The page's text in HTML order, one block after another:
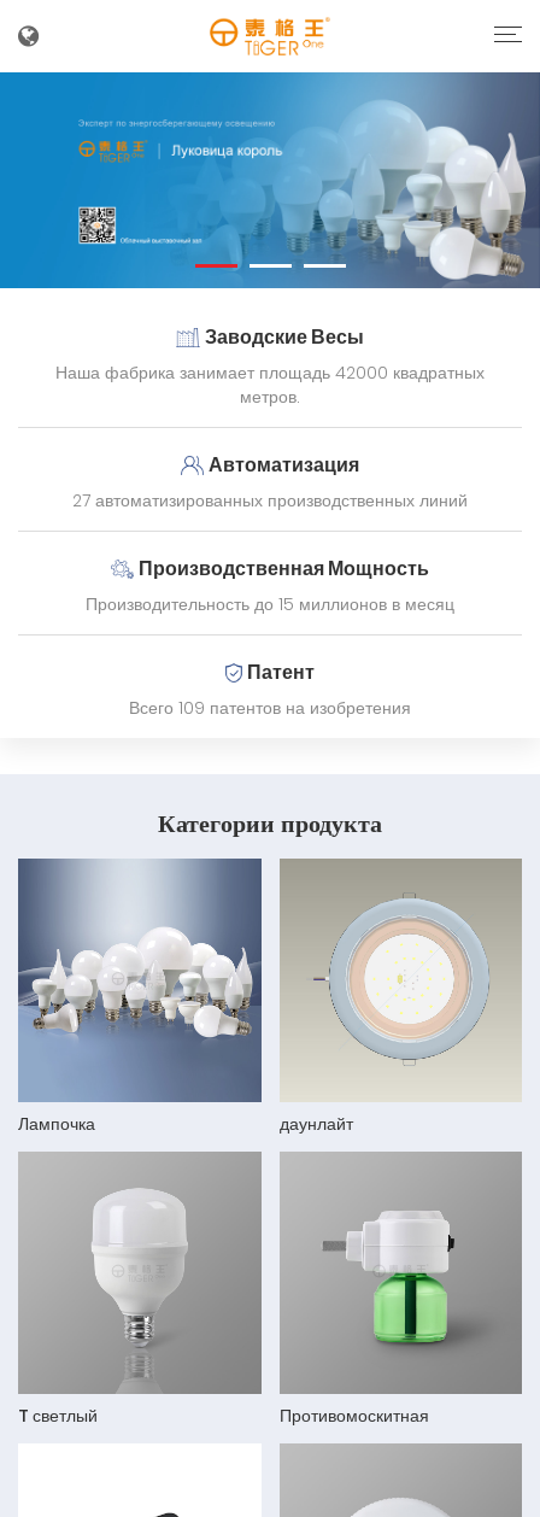
Заводские Весы
Наша фабрика занимает площадь 42000 квадратных
метров.
Автоматизация
27 автоматизированных производственных линий
Производственная Мощность
Производительность до 15 миллионов в месяц
Патент
Всего 109 патентов на изобретения
Категории продукта
Лампочка даунлайт
T светлый Противомоскитная